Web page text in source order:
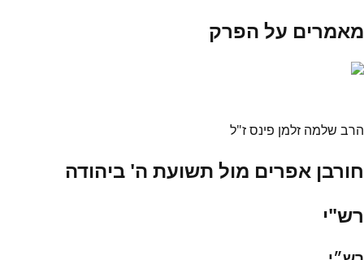
מאמרים על הפרק
הרב שלמה זלמן פינס ז"ל
חורבן אפרים מול תשועת ה' ביהודה
רש"י